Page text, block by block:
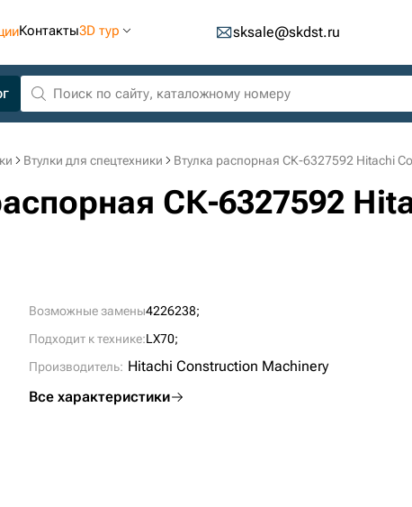
Контакты3D тур sksale@skdst.ru
Втулки для спецтехники Втулка распорная СК-6327592 Hitachi
СК-6327592
Возможные замены4226238;
Подходит к технике:LX70;
Производитель: Hitachi Construction Machinery
Все характеристики